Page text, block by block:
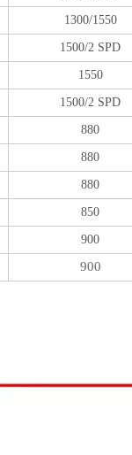
1300/1550
1500/2 SPD
1550
1500/2 SPD
880
880
880
850
900
900